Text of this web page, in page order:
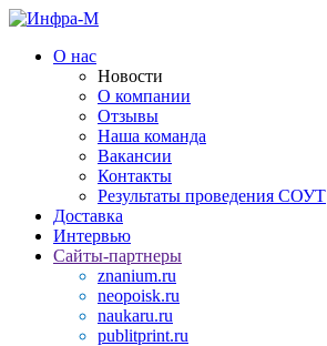
О нас
Новости
О компании
Отзывы
Наша команда
Вакансии
Контакты
Результаты проведения СОУТ
Доставка
Интервью
Сайты-партнеры
znanium.ru
neopoisk.ru
naukaru.ru
publitprint.ru